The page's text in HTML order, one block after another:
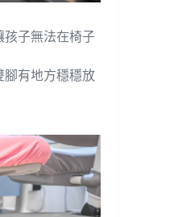
孩子無法在椅子
腳有地方穩穩放